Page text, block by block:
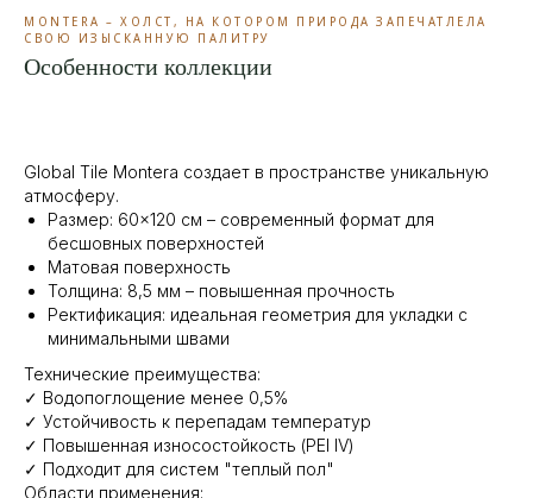
MONTERA – ХОЛСТ, НА КОТОРОМ ПРИРОДА ЗАПЕЧАТЛЕЛА
СВОЮ ИЗЫСКАННУЮ ПАЛИТРУ
Особенности коллекции
Global Tile Montera создает в пространстве уникальную
атмосферу.
Размер: 60×120 см – современный формат для
бесшовных поверхностей
Матовая поверхность
Толщина: 8,5 мм – повышенная прочность
Ректификация: идеальная геометрия для укладки с
минимальными швами
Технические преимущества:
✓ Водопоглощение менее 0,5%
✓ Устойчивость к перепадам температур
✓ Повышенная износостойкость (PEI IV)
✓ Подходит для систем "теплый пол"
Области применения: